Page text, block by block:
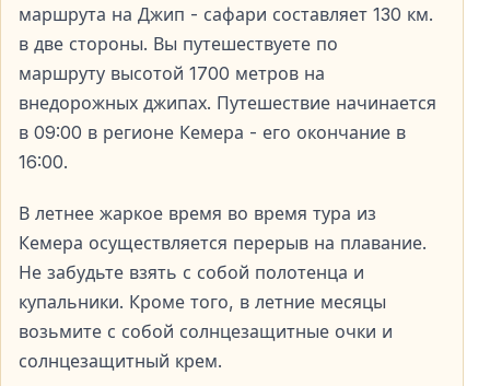
региона.
Активный отдых для всех
Джип-сафари подходит для семей, пар и компаний
друзей. Специальная физическая подготовка не
требуется.
Что вас ждёт во время сафари-тура в
Кемере?
Джип-сафари — это насыщенный день,
наполненный впечатлениями и эмоциями.
маршрута на Джип - сафари составляет 130 км.
в две стороны. Вы путешествуете по
маршруту высотой 1700 метров на
внедорожных джипах. Путешествие начинается
в 09:00 в регионе Кемера - его окончание в
16:00.
В летнее жаркое время во время тура из
Кемера осуществляется перерыв на плавание.
Не забудьте взять с собой полотенца и
купальники. Кроме того, в летние месяцы
возьмите с собой солнцезащитные очки и
солнцезащитный крем.